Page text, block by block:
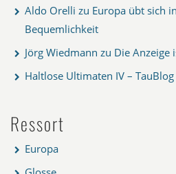
Aldo Orelli zu Europa übt sich
Bequemlichkeit
Jörg Wiedmann zu Die Anzeige
Haltlose Ultimaten IV – TauBlog
Ressort
Europa